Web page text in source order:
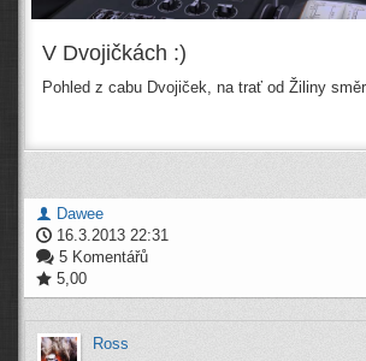
V Dvojičkách :)
Pohled z cabu Dvojiček, na trať od Žiliny
Dawee
16.3.2013 22:31
5 Komentářů
5,00
Ross